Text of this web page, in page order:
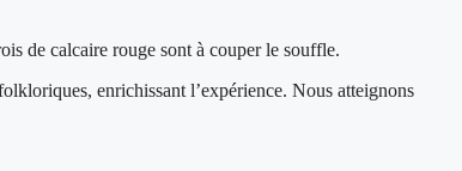
de calcaire rouge sont à couper le souffle.
enrichissant l’expérience. Nous atteignons